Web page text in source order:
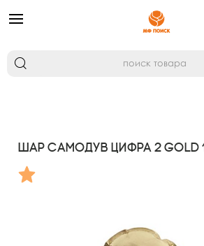
Шар самодув Цифра 2 Gold